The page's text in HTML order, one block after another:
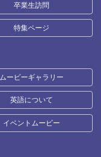
卒業生訪問
特集ページ
ムービーギャラリー
英語について
イベントムービー